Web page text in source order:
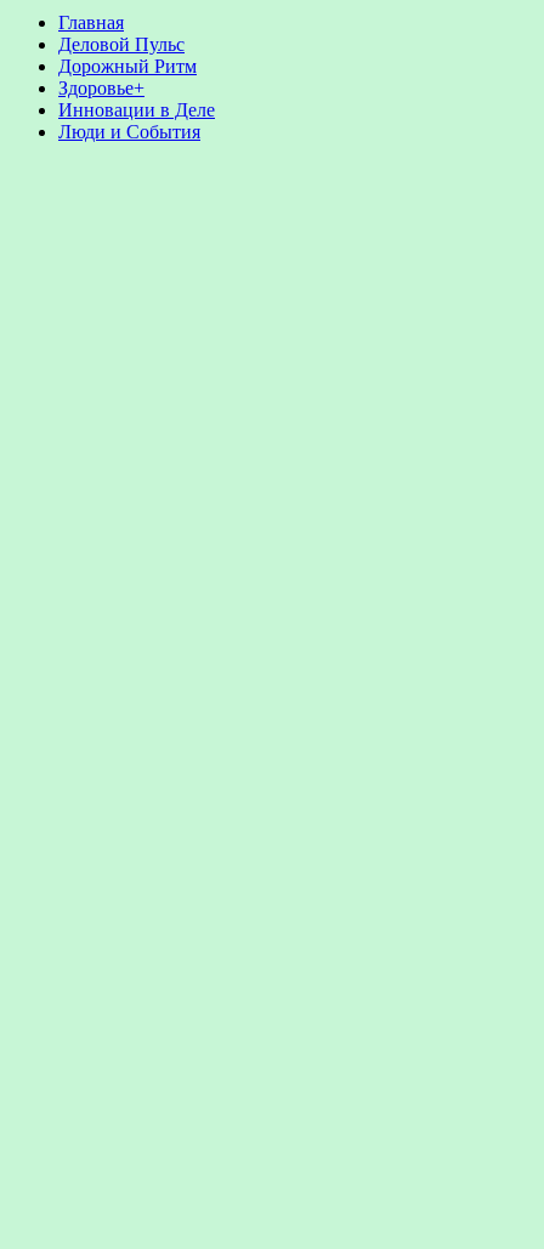
Главная
Деловой Пульс
Дорожный Ритм
Здоровье+
Инновации в Деле
Люди и События